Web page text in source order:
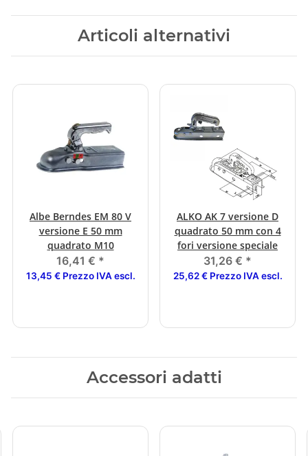
Articoli alternativi
Albe Berndes EM 80 V
versione E 50 mm
quadrato M10
16,41 € *
13,45 € Prezzo IVA escl.
ALKO AK 7 versione D
quadrato 50 mm con 4
fori versione speciale
31,26 € *
25,62 € Prezzo IVA escl.
Accessori adatti